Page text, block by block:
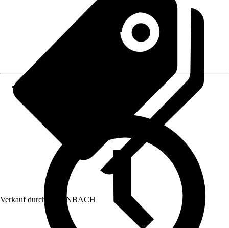
Verkauf durch: HORNBACH